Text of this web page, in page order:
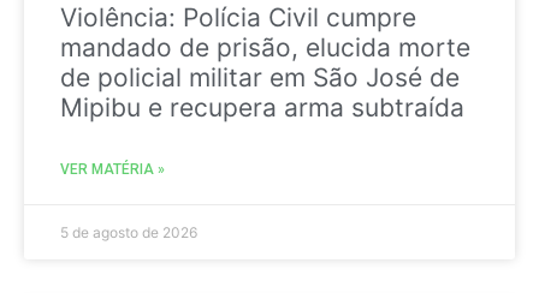
Violência: Polícia Civil cumpre
mandado de prisão, elucida morte
de policial militar em São José de
Mipibu e recupera arma subtraída
VER MATÉRIA »
5 de agosto de 2026